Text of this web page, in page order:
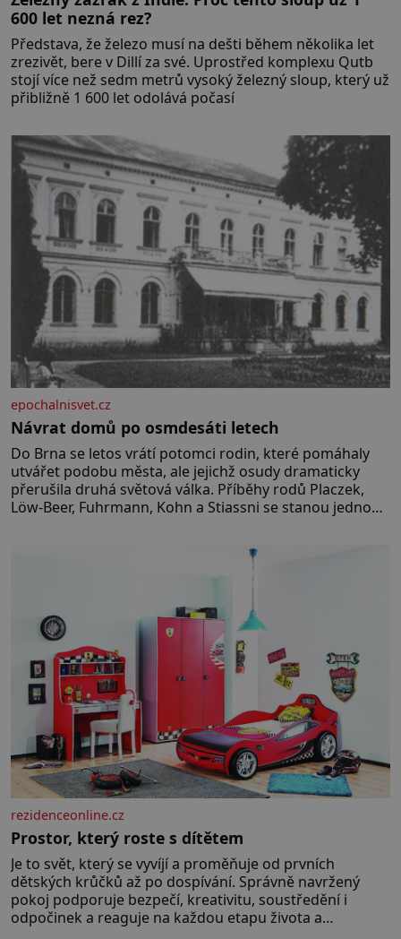
600 let nezná rez?
Představa, že železo musí na dešti během několika let
zrezivět, bere v Dillí za své. Uprostřed komplexu Qutb
stojí více než sedm metrů vysoký železný sloup, který už
přibližně 1 600 let odolává počasí
epochalnisvet.cz
Návrat domů po osmdesáti letech
Do Brna se letos vrátí potomci rodin, které pomáhaly
utvářet podobu města, ale jejichž osudy dramaticky
přerušila druhá světová válka. Příběhy rodů Placzek,
Löw-Beer, Fuhrmann, Kohn a Stiassni se stanou jednou
kultury ŠTETL FEST 2026. Některé návraty nejsou
jednoduché. Místa, která si člověk pamatuje z
rodinných vyprávění, už dávno
rezidenceonline.cz
Prostor, který roste s dítětem
Je to svět, který se vyvíjí a proměňuje od prvních
dětských krůčků až po dospívání. Správně navržený
pokoj podporuje bezpečí, kreativitu, soustředění i
odpočinek a reaguje na každou etapu života a